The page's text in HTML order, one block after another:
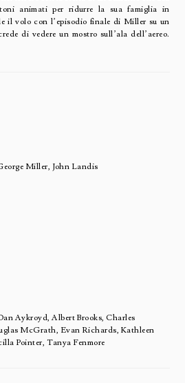
animati per ridurre la sua famiglia in
il volo con l’episodio finale di Miller su un
di vedere un mostro sull’ala dell’aereo.
Miller, John Landis
Aykroyd, Albert Brooks, Charles
McGrath, Evan Richards, Kathleen
Pointer, Tanya Fenmore